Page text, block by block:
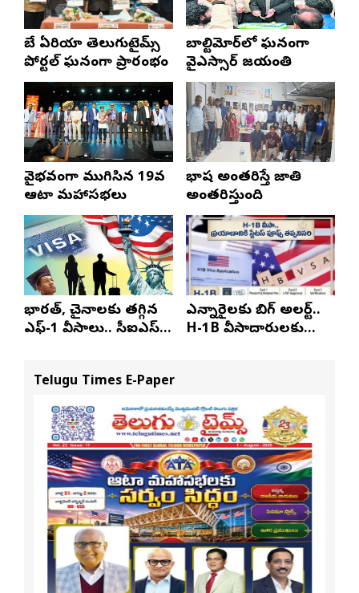
బే ఏరియా తెలుగుటైమ్స్
పోర్టల్ ఘనంగా ప్రారంభం
బాల్టిమోర్‌లో ఘనంగా
వైఎస్సార్‌ జయంతి
వైభవంగా ముగిసిన 19వ
ఆటా మహాసభలు
భాష అంతరిస్తే జాతి
అంతరిస్తుంది
భారత్, చైనాలకు తగ్గిన
ఎఫ్-1 వీసాలు.. సీఐఎస్
ఎన్నారైలకు బిగ్ అలర్ట్..
H-1B వీసాదారులకు
Telugu Times E-Paper